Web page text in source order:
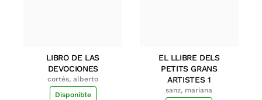
LIBRO DE LAS
DEVOCIONES
cortés, alberto
Disponible
EL LLIBRE DELS
PETITS GRANS
ARTISTES 1
sanz, mariana